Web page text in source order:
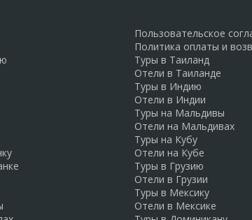
Пользовательское
Политика оплаты и
Туры в Таиланд
Отели в Таиланде
Туры в Индию
Отели в Индии
Туры на Мальдивы
Отели на Мальдивах
Туры на Кубу
Отели на Кубе
Туры в Грузию
Отели в Грузии
Туры в Мексику
Отели в Мексике